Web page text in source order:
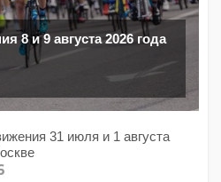
8 и 9 августа 2026 года
31 июля и 1 августа